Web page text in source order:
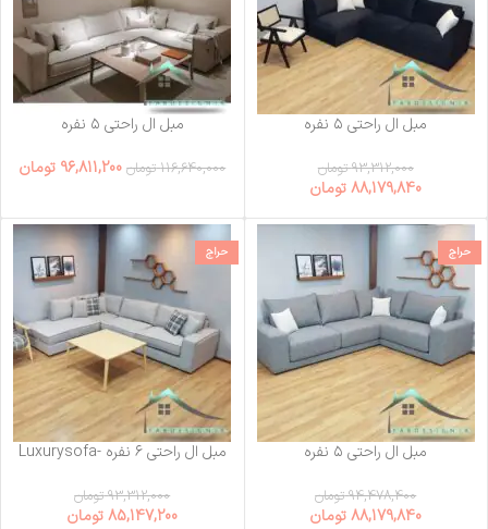
مبل ال راحتی ۵ نفره
93,312,000 تومان
88,179,840 تومان
مبل ال راحتی ۵ نفره
116,640,000 تومان 96,811,200 تومان
حراج
مبل ال راحتی ۵ نفره
94,478,400 تومان
88,179,840 تومان
حراج
مبل ال راحتی ۶ نفره Luxurysofa-
93,312,000 تومان
85,147,200 تومان